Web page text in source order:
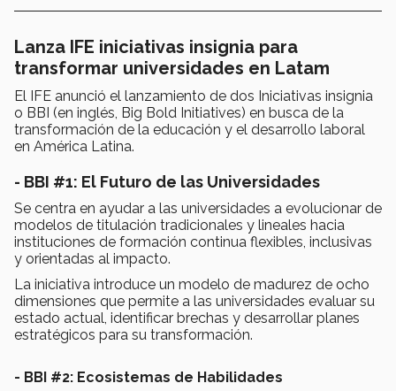
Lanza IFE iniciativas insignia para
transformar universidades en Latam
El IFE anunció el lanzamiento de dos Iniciativas insignia
o BBI (en inglés, Big Bold Initiatives) en busca de la
transformación de la educación y el desarrollo laboral
en América Latina.
- BBI #1: El Futuro de las Universidades
Se centra en ayudar a las universidades a evolucionar de
modelos de titulación tradicionales y lineales hacia
instituciones de formación continua flexibles, inclusivas
y orientadas al impacto.
La iniciativa introduce un modelo de madurez de ocho
dimensiones que permite a las universidades evaluar su
estado actual, identificar brechas y desarrollar planes
estratégicos para su transformación.
- BBI #2: Ecosistemas de Habilidades